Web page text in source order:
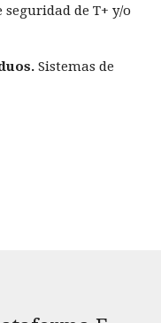
seguridad de T+ y/o
Sistemas de